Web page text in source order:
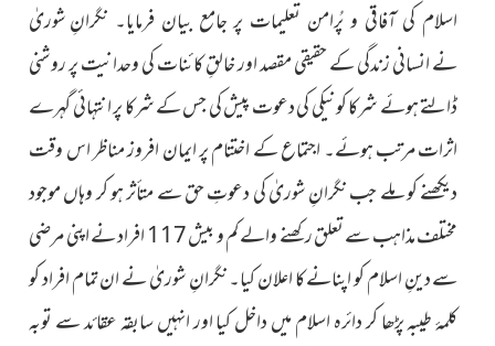
اسلام کی آفاقی و پُرامن تعلیمات پر جامع بیان فرمایا۔ نگرانِشوریٰ
نے انسانی زندگی کے حقیقی مقصد اور خالقِ کائنات کی وحدانیت پر روشنی
ڈالتے ہوئے شرکا کو نیکی کی دعوت پیش کی جس کے شرکا پر انتہائی گہرے
اثرات مرتب ہوئے۔ اجتماع کے اختتام پر ایمان افروز مناظر اس وقت
دیکھنے کو ملے جب نگرانِ شوریٰ کی دعوتِ حق سے متأثر ہو کر وہاں موجود
مختلف مذاہب سے تعلق رکھنے والے کم و بیش 117 افراد نے اپنی مرضی
سے دینِ اسلام کو اپنانے کا اعلان کیا۔ نگرانِ شوریٰ نے ان تمام افراد کو
کلمۂ طیبہ پڑھا کر دائرہ اسلام میں داخل کیا اور انہیں سابقہ عقائد سے توبہ